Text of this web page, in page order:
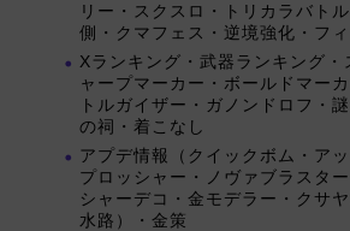
リー・スクスロ・トリカラバト
側・クマフェス・逆境強化・フ
Xランキング・武器ランキング・
ャープマーカー・ボールドマー
トルガイザー・ガノンドロフ・
の祠・着こなし
アプデ情報（クイックボム・ア
プロッシャー・ノヴァブラスタ
シャーデコ・金モデラー・クサ
水路）・金策